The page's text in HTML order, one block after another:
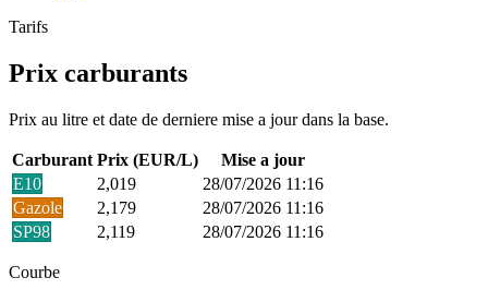
Tarifs
Prix carburants
Prix au litre et date de derniere mise a jour dans la base.
Carburant Prix (EUR/L)
Mise a jour
E10
2,019
28/07/2026 11:16
Gazole
2,179
28/07/2026 11:16
SP98
2,119 28/07/2026 11:16
Courbe